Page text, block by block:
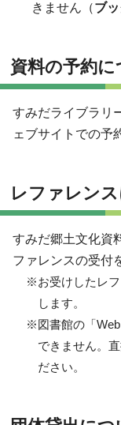
きません（ブ
資料の予約に
すみだライブラリ
ェブサイトでの予
レファレン
すみだ郷土文化資
ファレンスの受付
※お受けしたレ
します。
※図書館の「
できません。直
ださい。